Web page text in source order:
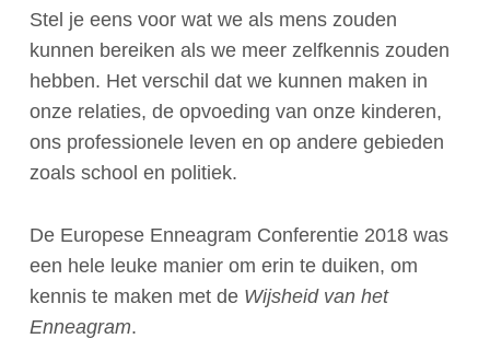
Stel je eens voor wat we als mens zouden
kunnen bereiken als we meer zelfkennis zouden
hebben. Het verschil dat we kunnen maken in
onze relaties, de opvoeding van onze kinderen,
ons professionele leven en op andere gebieden
zoals school en politiek.
De Europese Enneagram Conferentie 2018 was
een hele leuke manier om erin te duiken, om
kennis te maken met de Wijsheid van het
Enneagram.